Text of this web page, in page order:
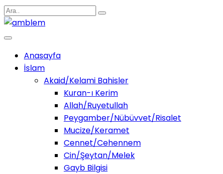
Anasayfa
İslam
Akaid/Kelami Bahisler
Kuran-ı Kerim
Allah/Ruyetullah
Peygamber/Nübüvvet/Risalet
Mucize/Keramet
Cennet/Cehennem
Cin/Şeytan/Melek
Gayb Bilgisi